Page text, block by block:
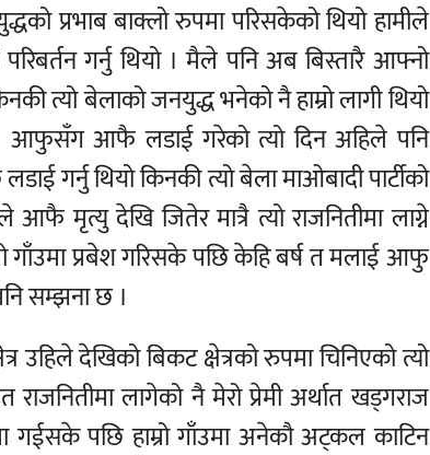
प्रभाब बाक्लो रुपमा परिसकेको थियो हामीले
गर्नु थियो । मैले पनि अब बिस्तारै आफ्नो
त्यो बेलाको जनयुद्ध भनेको नै हाम्रो लागी थियो
आफै लडाई गरेको त्यो दिन अहिले पनि
गर्नु थियो किनकी त्यो बेला माओबादी पार्टीको
मृत्यु देखि जितेर मात्रै त्यो राजनितीमा लाग्ने
गाँउमा प्रबेश गरिसके पछि केहि बर्ष त मलाई आफु
सम्झना छ ।
उहिले देखिको बिकट क्षेत्रको रुपमा चिनिएको त्यो
लागेको नै मेरो प्रेमी अर्थात खड्गराज
गईसके पछि हाम्रो गाँउमा अनेकौ अट्कल काटिन